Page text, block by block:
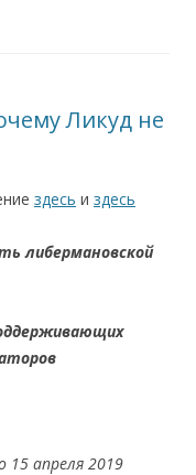
Ликуд не
здесь и здесь
либермановской
15 апреля 2019